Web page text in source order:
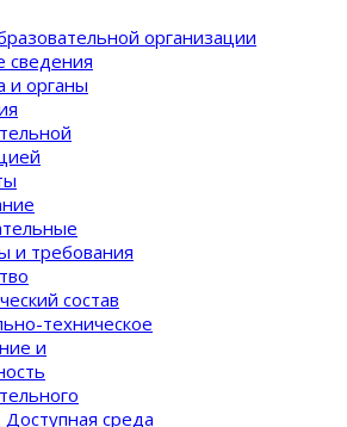
организации
сведения
и органы
и требования
состав
техническое
и
Доступная среда